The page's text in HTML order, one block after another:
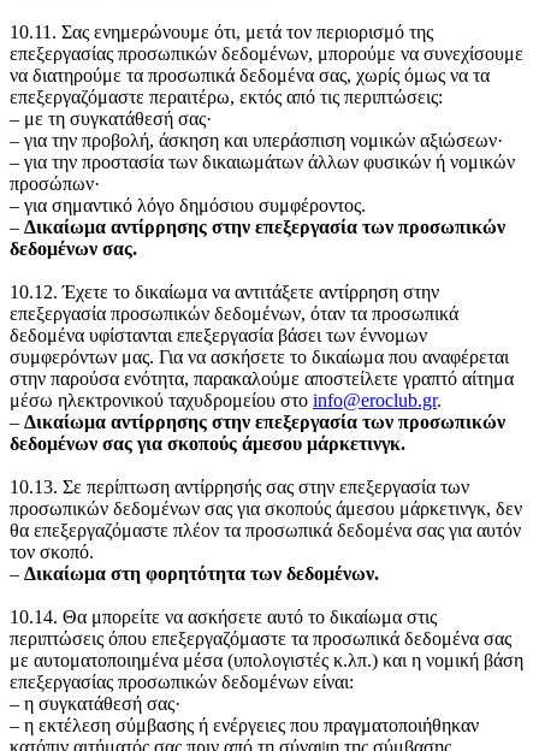
10.11. Σας ενημερώνουμε ότι, μετά τον περιορισμό της
επεξεργασίας προσωπικών δεδομένων, μπορούμε να συνεχίσουμε
να διατηρούμε τα προσωπικά δεδομένα σας, χωρίς όμως να τα
επεξεργαζόμαστε περαιτέρω, εκτός από τις περιπτώσεις:
‒ με τη συγκατάθεσή σας·
‒ για την προβολή, άσκηση και υπεράσπιση νομικών αξιώσεων·
‒ για την προστασία των δικαιωμάτων άλλων φυσικών ή νομικών
προσώπων·
‒ για σημαντικό λόγο δημόσιου συμφέροντος.
‒ Δικαίωμα αντίρρησης στην επεξεργασία των προσωπικών
δεδομένων σας.
10.12. Έχετε το δικαίωμα να αντιτάξετε αντίρρηση στην
επεξεργασία προσωπικών δεδομένων, όταν τα προσωπικά
δεδομένα υφίστανται επεξεργασία βάσει των έννομων
συμφερόντων μας. Για να ασκήσετε το δικαίωμα που αναφέρεται
στην παρούσα ενότητα, παρακαλούμε αποστείλετε γραπτό αίτημα
μέσω ηλεκτρονικού ταχυδρομείου στο info@eroclub.gr.
‒ Δικαίωμα αντίρρησης στην επεξεργασία των προσωπικών
δεδομένων σας για σκοπούς άμεσου μάρκετινγκ.
10.13. Σε περίπτωση αντίρρησής σας στην επεξεργασία των
προσωπικών δεδομένων σας για σκοπούς άμεσου μάρκετινγκ, δεν
θα επεξεργαζόμαστε πλέον τα προσωπικά δεδομένα σας για αυτόν
τον σκοπό.
‒ Δικαίωμα στη φορητότητα των δεδομένων.
10.14. Θα μπορείτε να ασκήσετε αυτό το δικαίωμα στις
περιπτώσεις όπου επεξεργαζόμαστε τα προσωπικά δεδομένα σας
με αυτοματοποιημένα μέσα (υπολογιστές κ.λπ.) και η νομική βάση
επεξεργασίας προσωπικών δεδομένων είναι:
‒ η συγκατάθεσή σας·
‒ η εκτέλεση σύμβασης ή ενέργειες που πραγματοποιήθηκαν
κατόπιν αιτήματός σας πριν από τη σύναψη της σύμβασης.